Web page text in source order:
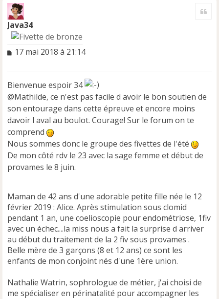
Java34
M
a
g
e
n
o
n
l
u
17 mai 2018 à 21:14
Bienvenue espoir 34
@Mathilde, ce n'est pas facile d avoir le bon soutien de
son entourage dans cette épreuve et encore moins
davoir l aval au boulot. Courage! Sur le forum on te
comprend
Nous sommes donc le groupe des fivettes de l'été
De mon côté rdv le 23 avec la sage femme et début de
provames le 8 juin.
Maman de 42 ans d'une adorable petite fille née le 12
février 2019 : Alice. Après stimulation sous clomid
pendant 1 an, une coelioscopie pour endométriose, 1fiv
avec un échec....la miss nous a fait la surprise d arriver
au début du traitement de la 2 fiv sous provames .
Belle mère de 3 garçons (8 et 12 ans) ce sont les
enfants de mon conjoint nés d'une 1ère union.
Nathalie Watrin, sophrologue de métier, j'ai choisi de
me spécialiser en périnatalité pour accompagner les